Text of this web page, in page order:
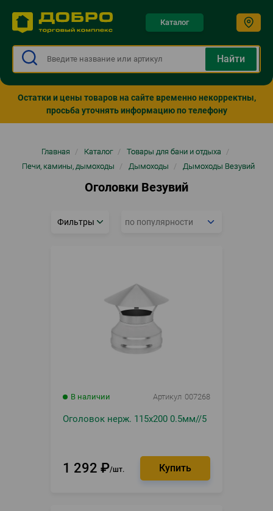
Каталог
Остатки и цены товаров на сайте временно некорректны,
просьба уточнять информацию по телефону
Строка
навигации
Главная / Каталог / Товары для бани и отдыха
/
Печи, камины, дымоходы
/ Дымоходы / Дымоходы Везувий
Оголовки Везувий
Фильтры
В наличии Артикул 007268
Оголовок нерж. 115х200 0.5мм//5
1 292 ₽ шт.